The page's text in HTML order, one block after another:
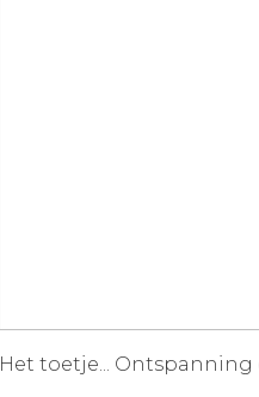
Het toetje...